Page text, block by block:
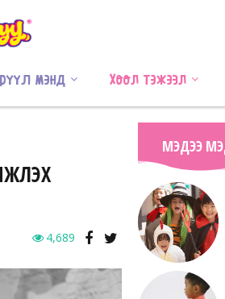
мэнд Хоол тэжээл
4,689
МЭДЭЭ